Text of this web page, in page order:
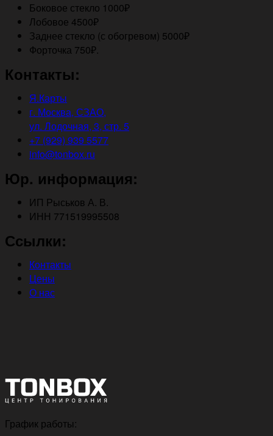
Боковое стекло 1000₽
Лобовое 4500₽
Заднее стекло (с обогревом) 5000₽
Форточка 750₽.
Контакты:
Я.Карты
г. Москва, СЗАО,
ул. Лодочная, 3, стр. 5
+7 (929) 939 5577
info@tonbox.ru
Юр. информация:
ИП Рыськов А. В.
ИНН 771519995508
Ссылки:
Контакты
Цены
О нас
График работы: